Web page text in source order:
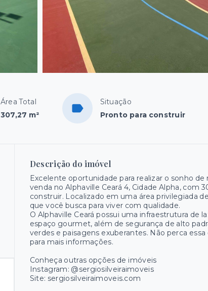
Área Total
307,27 m²
Situação
Pronto para construir
Descrição do imóvel
Excelente oportunidade para realizar o sonho
venda no Alphaville Ceará 4, Cidade Alpha,
construir. Localizado em uma área privilegiada
que você busca para viver com qualidade.
O Alphaville Ceará possui uma infraestrutura de
espaço gourmet, além de segurança de alto
verdes e paisagens exuberantes. Não perca
para mais informações.
Conheça outras opções de imóveis
Instagram: @sergiosilveiraimoveis
Site: sergiosilveiraimoveis.com